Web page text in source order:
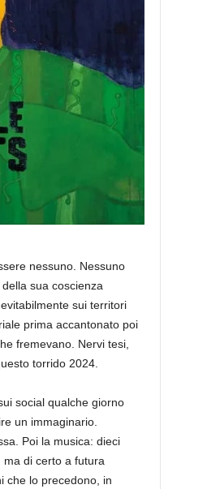
nessuno. Nessuno
sua coscienza
sui territori
prima accantonato poi
fremevano. Nervi tesi,
torrido 2024.
social qualche giorno
un immaginario.
Poi la musica: dieci
di certo a futura
che lo precedono, in